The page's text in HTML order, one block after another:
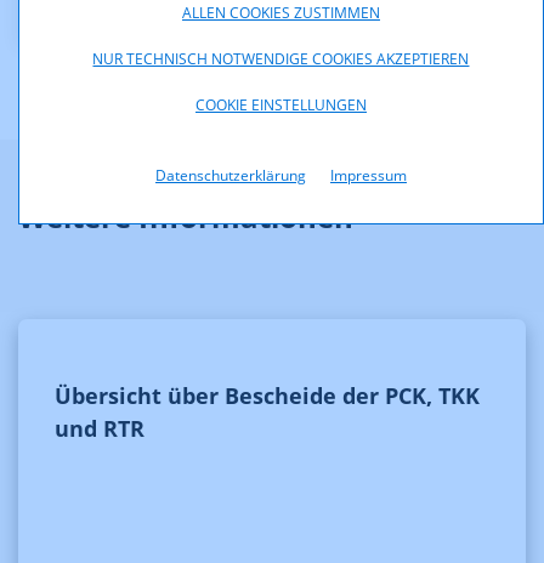
ALLEN COOKIES ZUSTIMMEN
NUR TECHNISCH NOTWENDIGE COOKIES AKZEPTIEREN
COOKIE EINSTELLUNGEN
Datenschutzerklärung Impressum
Weitere Informationen
Übersicht über Bescheide der PCK, TKK
und RTR